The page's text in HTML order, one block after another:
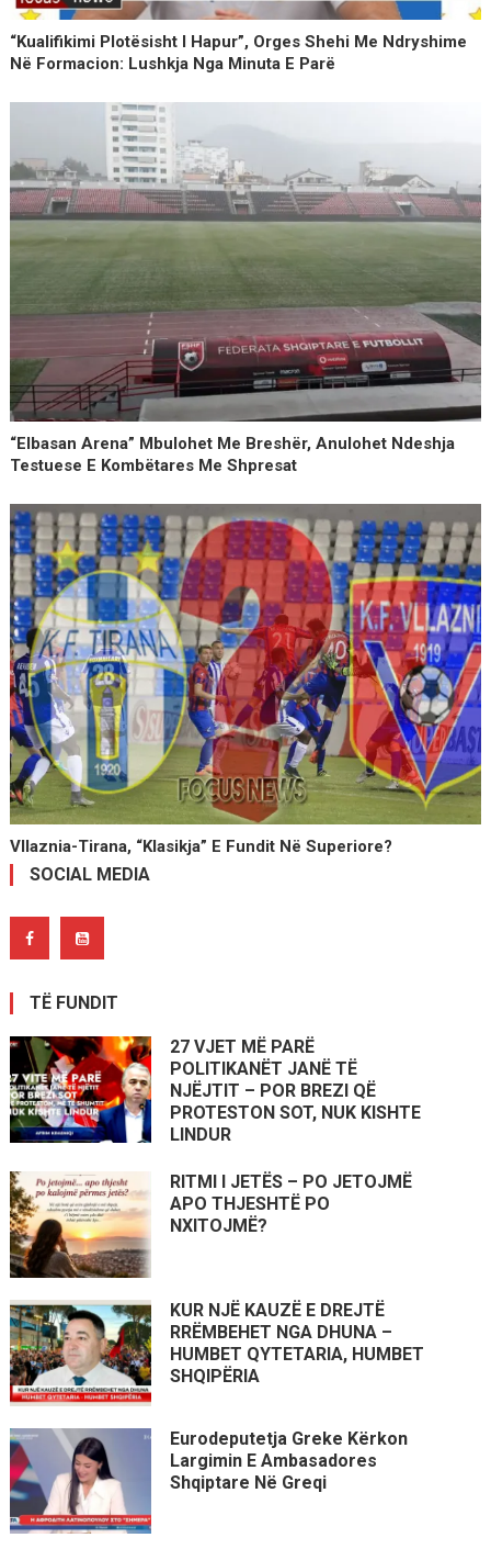
“Kualifikimi Plotësisht I Hapur”, Orges Shehi Me Ndryshime
Në Formacion: Lushkja Nga Minuta E Parë
“Elbasan Arena” Mbulohet Me Breshër, Anulohet Ndeshja
Testuese E Kombëtares Me Shpresat
Vllaznia-Tirana, “klasikja” E Fundit Në Superiore?
SOCIAL MEDIA
TË FUNDIT
27 VJET MË PARË
POLITIKANËT JANË TË
NJËJTIT – POR BREZI QË
PROTESTON SOT, NUK KISHTE
LINDUR
RITMI I JETËS – PO JETOJMË
APO THJESHTË PO
NXITOJMË?
KUR NJË KAUZË E DREJTË
RRËMBEHET NGA DHUNA –
HUMBET QYTETARIA, HUMBET
SHQIPËRIA
Eurodeputetja Greke Kërkon
Largimin E Ambasadores
Shqiptare Në Greqi